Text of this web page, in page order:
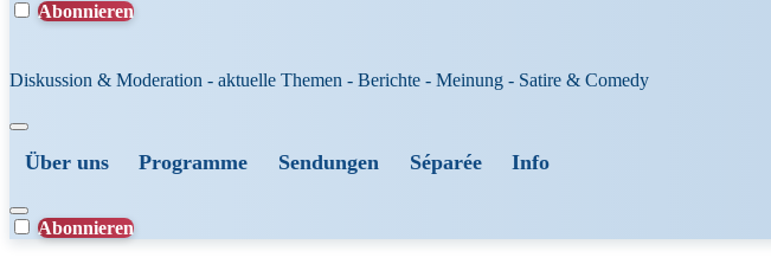
Abonnieren
Diskussion & Moderation - aktuelle Themen - Berichte - Meinung - Satire & Comedy
Über uns Programme Sendungen Séparée Info
Abonnieren